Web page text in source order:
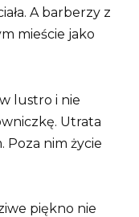
A barberzy z
mieście jako
lustro i nie
Utrata
Poza nim życie
piękno nie